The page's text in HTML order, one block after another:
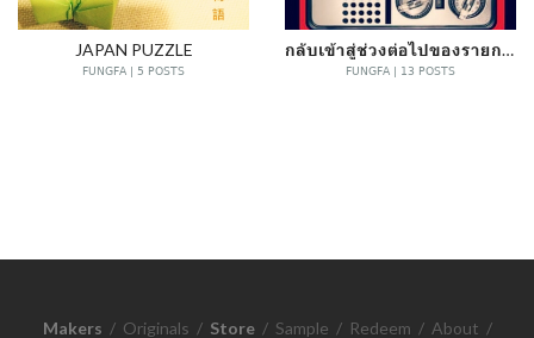
JAPAN PUZZLE
FUNGFA | 5 POSTS
กลับเข้าสู่ช่วงต่อไปของรายการ
FUNGFA | 13 POSTS
Makers / Originals / Store / Sample / Redeem / About /